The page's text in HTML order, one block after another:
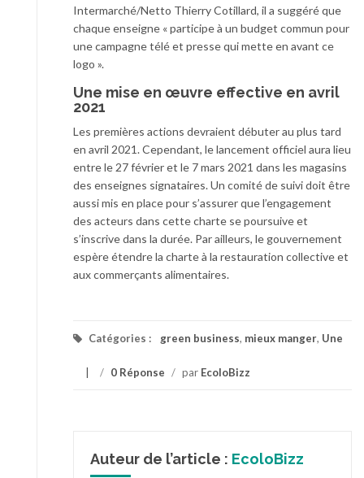
Intermarché/Netto Thierry Cotillard, il a suggéré que
chaque enseigne « participe à un budget commun pour
une campagne télé et presse qui mette en avant ce
logo ».
Une mise en œuvre effective en avril
2021
Les premières actions devraient débuter au plus tard
en avril 2021. Cependant, le lancement officiel aura lieu
entre le 27 février et le 7 mars 2021 dans les magasins
des enseignes signataires. Un comité de suivi doit être
aussi mis en place pour s’assurer que l’engagement
des acteurs dans cette charte se poursuive et
s’inscrive dans la durée. Par ailleurs, le gouvernement
espère étendre la charte à la restauration collective et
aux commerçants alimentaires.
Catégories : green business, mieux manger, Une
/ 0 Réponse / par EcoloBizz
Auteur de l’article : EcoloBizz